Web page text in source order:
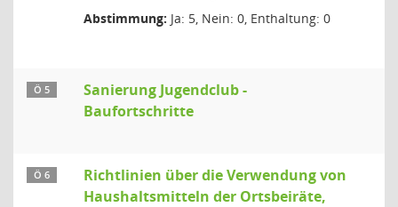
Abstimmung: Ja: 5, Nein: 0, Enthaltung: 0
Ö 5
Sanierung Jugendclub -
Baufortschritte
Ö 6
Richtlinien über die Verwendung von
Haushaltsmitteln der Ortsbeiräte,